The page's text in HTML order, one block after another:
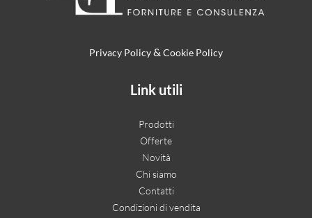
Privacy Policy& Cookie Policy
Link utili
Prodotti
Offerte
Novità
Chi siamo
Contatti
Condizioni di vendita